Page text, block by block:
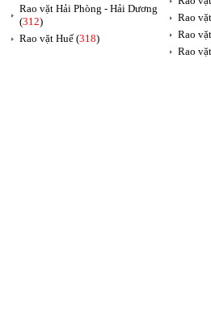
Rao vặt Hải Phòng - Hải Dương
(312)
Rao vặt Huế (318)
Rao
Rao
Rao